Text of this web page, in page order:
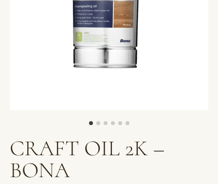
CRAFT OIL 2K –
BONA